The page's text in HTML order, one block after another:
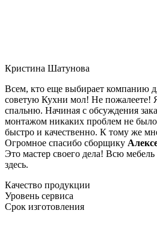
Кристина Шатунова
Всем, кто еще выбирает компанию
советую Кухни мол! Не пожалеете!
спальню. Начиная с обсуждения
монтажом никаких проблем не
быстро и качественно. К тому же
Огромное спасибо сборщику
Это мастер своего дела! Всю мебель
здесь.
Качество продукции
Уровень сервиса
Срок изготовления